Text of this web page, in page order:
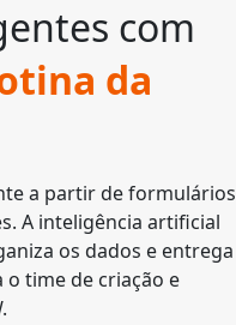
com
da
a partir de formulários
A inteligência artificial
os dados e entrega
time de criação e